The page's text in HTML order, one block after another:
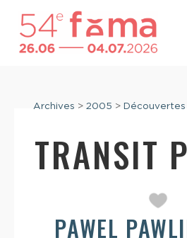
Archives > 2005 > Découvertes
TRANSIT
PAWEL